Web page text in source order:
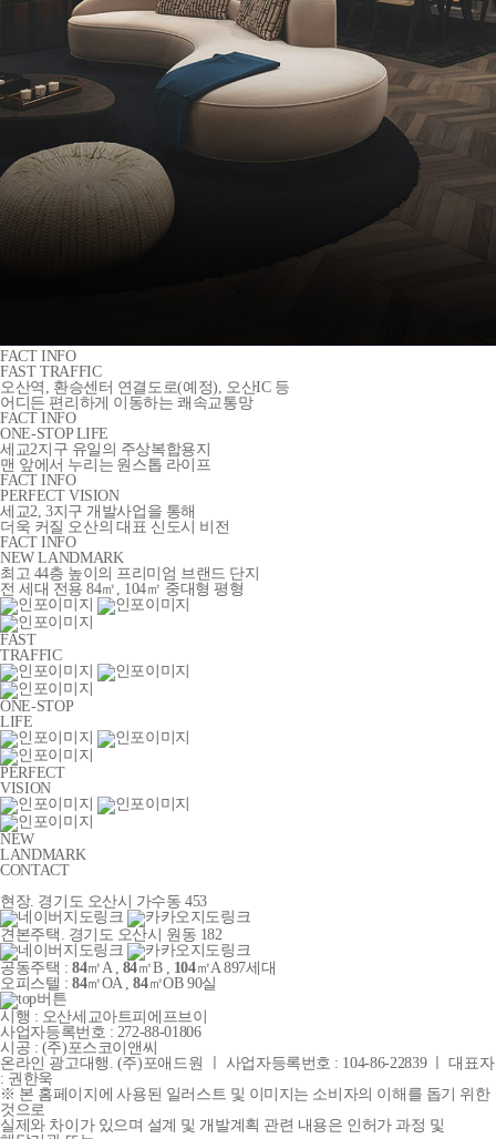
FACT INFO
FAST TRAFFIC
오산역, 환승센터 연결도로(예정), 오산IC 등
어디든 편리하게 이동하는 쾌속교통망
FACT INFO
ONE-STOP LIFE
세교2지구 유일의 주상복합용지
맨 앞에서 누리는 원스톱 라이프
FACT INFO
PERFECT VISION
세교2, 3지구 개발사업을 통해
더욱 커질 오산의 대표 신도시 비전
FACT INFO
NEW LANDMARK
최고 44층 높이의 프리미엄 브랜드 단지
전 세대 전용 84㎡, 104㎡ 중대형 평형
FAST
TRAFFIC
ONE-STOP
LIFE
PERFECT
VISION
NEW
LANDMARK
CONTACT
현장. 경기도 오산시 가수동 453
견본주택. 경기도 오산시 원동 182
공동주택 : 84㎡A , 84㎡B , 104㎡A897세대
오피스텔 : 84㎡OA ,84㎡OB 90실
시행 : 오산세교아트피에프브이
사업자등록번호 : 272-88-01806
시공 : (주)포스코이앤씨
온라인 광고대행. (주)포애드원 ㅣ 사업자등록번호 : 104-86-22839 ㅣ 대표자
: 권한욱
※ 본 홈페이지에 사용된 일러스트 및 이미지는 소비자의 이해를 돕기 위한
것으로
실제와 차이가 있으며 설계 및 개발계획 관련 내용은 인허가 과정 및